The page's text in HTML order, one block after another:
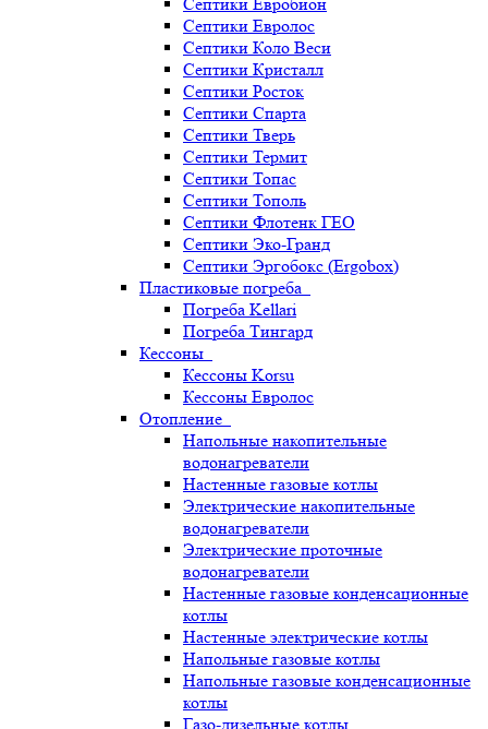
Септики Евролос
Септики Коло Веси
Септики Кристалл
Септики Росток
Септики Спарта
Септики Тверь
Септики Термит
Септики Топас
Септики Тополь
Септики Флотенк ГЕО
Септики Эко-Гранд
Септики Эргобокс (Ergobox)
Пластиковые погреба
Погреба Kellari
Погреба Тингард
Кессоны
Кессоны Korsu
Кессоны Евролос
Отопление
Напольные накопительные
водонагреватели
Настенные газовые котлы
Электрические накопительные
водонагреватели
Электрические проточные
водонагреватели
Настенные газовые конденсационные
котлы
Настенные электрические котлы
Напольные газовые котлы
Напольные газовые конденсационные
котлы
Газо-дизельные котлы